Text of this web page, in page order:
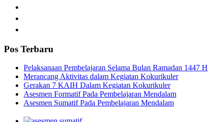
Pos Terbaru
Pelaksanaan Pembelajaran Selama Bulan Ramadan 1447 H
Merancang Aktivitas dalam Kegiatan Kokurikuler
Gerakan 7 KAIH Dalam Kegiatan Kokurikuler
Asesmen Formatif Pada Pembelajaran Mendalam
Asesmen Sumatif Pada Pembelajaran Mendalam